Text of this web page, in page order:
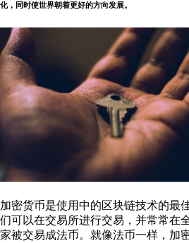
化，同时使世界朝着更好的方向发展。
加密货币是使用中的区块链技术的最
们可以在交易所进行交易，并常常在
家被交易成法币。就像法币一样，加